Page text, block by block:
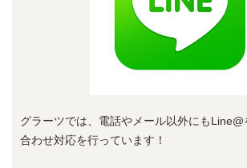
グラーツでは、電話やメール以外にも
合わせ対応を行っています！